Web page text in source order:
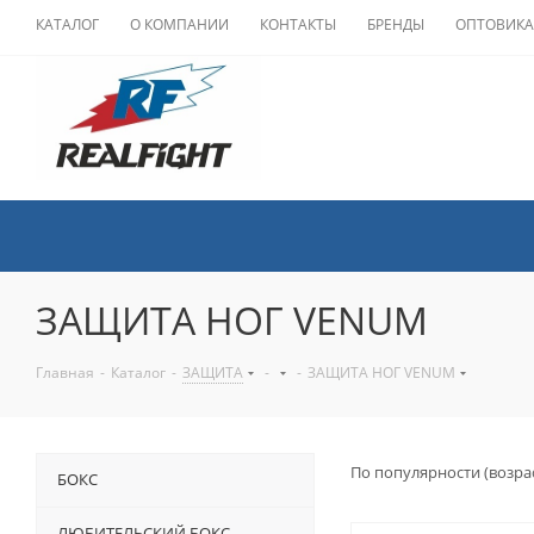
КАТАЛОГ О КОМПАНИИ КОНТАКТЫ БРЕНДЫ
ЗАЩИТА НОГ VENUM
Главная - Каталог - ЗАЩИТА - - ЗАЩИТА НОГ VENUM
По популярности
БОКС